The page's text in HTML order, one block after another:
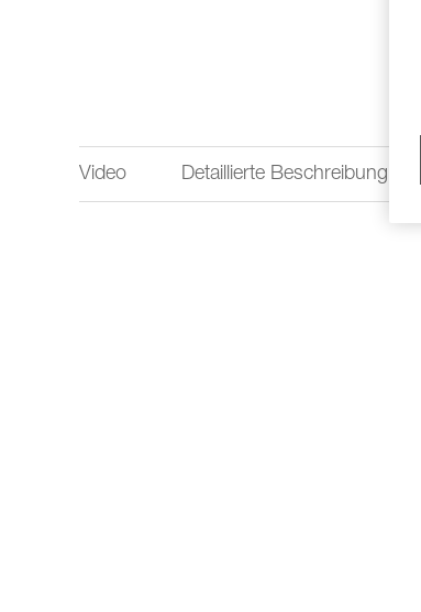
Video Detaillierte Beschreibung